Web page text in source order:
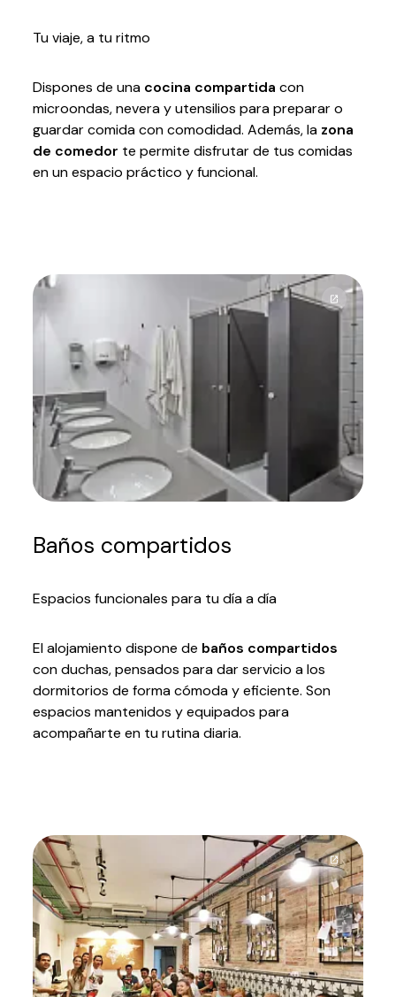
Tu viaje, a tu ritmo
Dispones de una cocina compartida con
microondas, nevera y utensilios para preparar o
guardar comida con comodidad. Además, la zona
de comedor te permite disfrutar de tus comidas
en un espacio práctico y funcional.
Baños compartidos
Espacios funcionales para tu día a día
El alojamiento dispone de baños compartidos
con duchas, pensados para dar servicio a los
dormitorios de forma cómoda y eficiente. Son
espacios mantenidos y equipados para
acompañarte en tu rutina diaria.